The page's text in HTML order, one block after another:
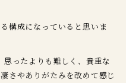
構成になっていると思いま
ったよりも難しく、貴重な
さやありがたみを改めて感じ